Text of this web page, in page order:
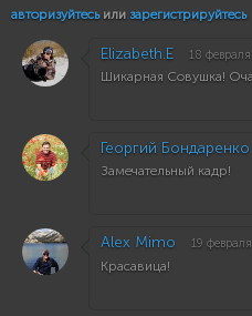
авторизуйтесьили зарегистрируйтесь
Elizabeth.E 18
Шикарная Совушка!
Георгий Бондаренко
Замечательный кадр!
Alex Mimo 19
Красавица!